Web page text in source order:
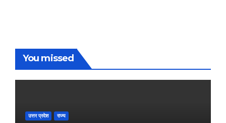
You missed
उत्तर प्रदेश राज्य